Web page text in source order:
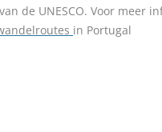
de UNESCO. Voor meer
in Portugal